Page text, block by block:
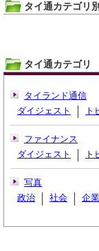
タイ通カテゴリ
タイ通カテゴリ
タイランド通信
ダイジェスト
ト
ファイナンス
ダイジェスト
ト
写真
政治
社会 企業